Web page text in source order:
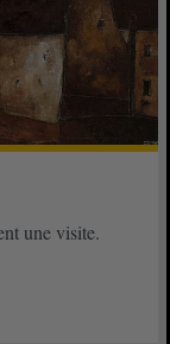
une visite.